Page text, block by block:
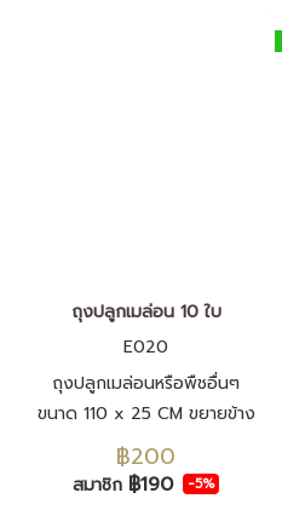
ถุงปลูกเมล่อน 10 ใบ
E020
ถุงปลูกเมล่อนหรือพืชอื่นๆ
ขนาด 110 x 25 CM ขยายข้าง
18 CM ปลูกได้ 5-6 ต้น
฿200
สมาชิก ฿190 -5%